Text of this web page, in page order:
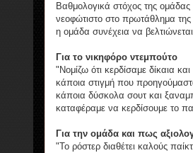
Βαθμολογικά στόχος της ομάδας
νεοφώτιστο στο πρωτάθλημα
η ομάδα συνέχεια να
Για το νικηφόρο ντεμπούτο
"Νομίζω ότι κερδίσαμε δίκαια
κάποια στιγμή που
κάποια δύσκολα σουτ και
καταφέραμε να κερδίσουμε το
Για την ομάδα και πως
"Το ρόστερ διαθέτει καλούς